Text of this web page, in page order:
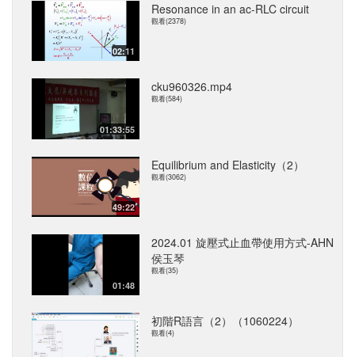
02:11
Resonance in an ac-RLC circuit
觀看(2378)
01:33:55
cku960326.mp4
觀看(584)
49:22
Equilibrium and Elasticity（2）
觀看(3062)
01:48
2024.01 旋壓式止血帶使用方式-AHN
侯玉琴
觀看(35)
初階R語言（2）（1060224）
觀看(4)